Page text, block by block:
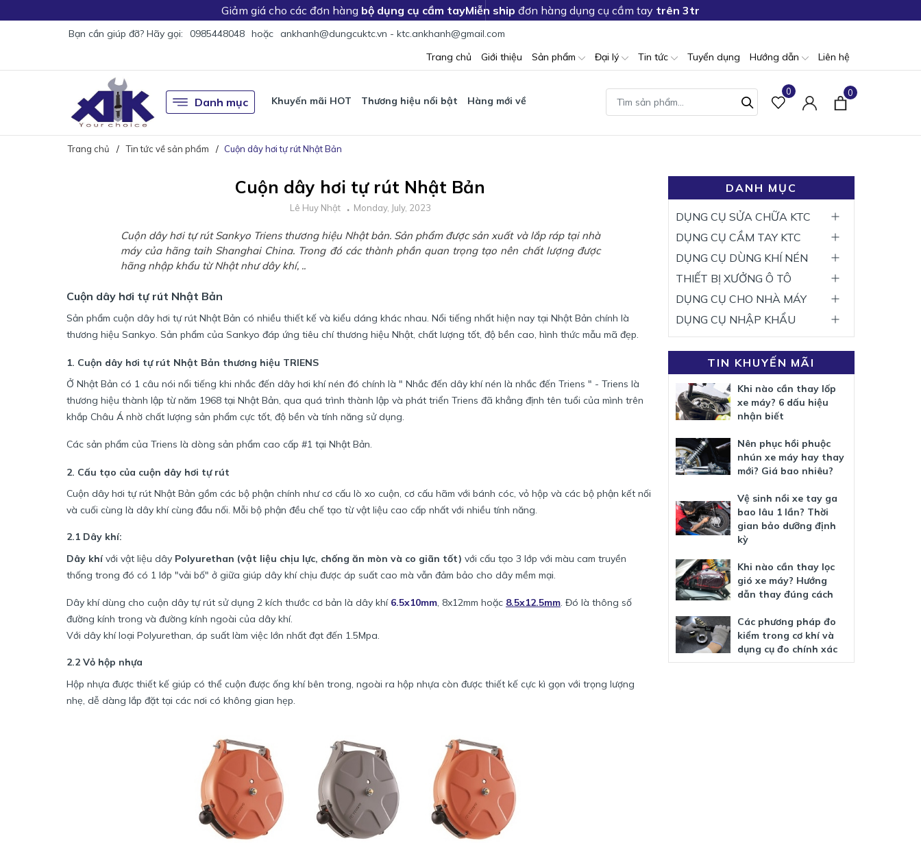
Giảm giá cho các đơn hàng bộ dụng cụ cầm tayMiễn ship đơn hàng dụng cụ cầm tay trên 3tr
Bạn cần giúp đỡ? Hãy gọi: 0985448048 hoặc ankhanh@dungcuktc.vn - ktc.ankhanh@gmail.com
Trang chủ
Giới thiệu Sản phẩm Đại lý Tin tức Tuyển dụng Hướng dẫn Liên hệ
Danh mục Khuyến mãi HOT Thương hiệu nổi bật Hàng mới về
0 0
Trang chủ Tin tức về sản phẩm Cuộn dây hơi tự rút Nhật Bản
Cuộn dây hơi tự rút Nhật Bản
Lê Huy Nhật Monday, July, 2023
Cuộn dây hơi tự rút Sankyo Triens thương hiệu Nhật bản. Sản phẩm được sản xuất và lắp ráp tại nhà
máy của hãng taih Shanghai China. Trong đó các thành phần quan trọng tạo nên chất lượng được
hãng nhập khẩu từ Nhật như dây khí, ..
Cuộn dây hơi tự rút Nhật Bản
Sản phẩm cuộn dây hơi tự rút Nhật Bản có nhiều thiết kế và kiểu dáng khác nhau. Nổi tiếng nhất hiện nay tại Nhật Bản chính là
thương hiệu Sankyo. Sản phẩm của Sankyo đáp ứng tiêu chí thương hiệu Nhật, chất lượng tốt, độ bền cao, hình thức mẫu mã đẹp.
1. Cuộn dây hơi tự rút Nhật Bản thương hiệu TRIENS
Ở Nhật Bản có 1 câu nói nổi tiếng khi nhắc đến dây hơi khí nén đó chính là " Nhắc đến dây khí nén là nhắc đến Triens " - Triens là
thương hiệu thành lập từ năm 1968 tại Nhật Bản, qua quá trình thành lập và phát triển Triens đã khẳng định tên tuổi của mình trên
khắp Châu Á nhờ chất lượng sản phẩm cực tốt, độ bền và tính năng sử dụng.
Các sản phẩm của Triens là dòng sản phẩm cao cấp #1 tại Nhật Bản.
2. Cấu tạo của cuộn dây hơi tự rút
Cuộn dây hơi tự rút Nhật Bản gồm các bộ phận chính như cơ cấu lò xo cuộn, cơ cấu hãm với bánh cóc, vỏ hộp và các bộ phận kết nối
và cuối cùng là dây khí cùng đầu nối. Mỗi bộ phận đều chế tạo từ vật liệu cao cấp nhất với nhiều tính năng.
2.1 Dây khí:
Dây khívới vật liệu dây Polyurethan (vật liệu chịu lực, chống ăn mòn và co giãn tốt) với cấu tạo 3 lớp với màu cam truyền
thống trong đó có 1 lớp "vải bố" ở giữa giúp dây khí chịu được áp suất cao mà vẫn đảm bảo cho dây mềm mại.
Dây khí dùng cho cuộn dây tự rút sử dụng 2 kích thước cơ bản là dây khí 6.5x10mm, 8x12mm hoặc 8.5x12.5mm. Đó là thông số
đường kính trong và đường kính ngoài của dây khí.
Với dây khí loại Polyurethan, áp suất làm việc lớn nhất đạt đến 1.5Mpa.
2.2 Vỏ hộp nhựa
Hộp nhựa được thiết kế giúp có thể cuộn được ống khí bên trong, ngoài ra hộp nhựa còn được thiết kế cực kì gọn với trọng lượng
nhẹ, dễ dàng lắp đặt tại các nơi có không gian hẹp.
DANH MỤC
DỤNG CỤ SỬA CHỮA KTC
DỤNG CỤ CẦM TAY KTC
DỤNG CỤ DÙNG KHÍ NÉN
THIẾT BỊ XƯỞNG Ô TÔ
DỤNG CỤ CHO NHÀ MÁY
DỤNG CỤ NHẬP KHẨU
TIN KHUYẾN MÃI
Khi nào cần thay lốp
xe máy? 6 dấu hiệu
nhận biết
Nên phục hồi phuộc
nhún xe máy hay thay
mới? Giá bao nhiêu?
Vệ sinh nồi xe tay ga
bao lâu 1 lần? Thời
gian bảo dưỡng định
kỳ
Khi nào cần thay lọc
gió xe máy? Hướng
dẫn thay đúng cách
Các phương pháp đo
kiểm trong cơ khí và
dụng cụ đo chính xác